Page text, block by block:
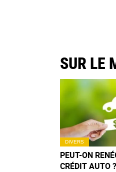
SUR LE
DIVERS
PEUT-ON
CRÉDIT AUTO ?